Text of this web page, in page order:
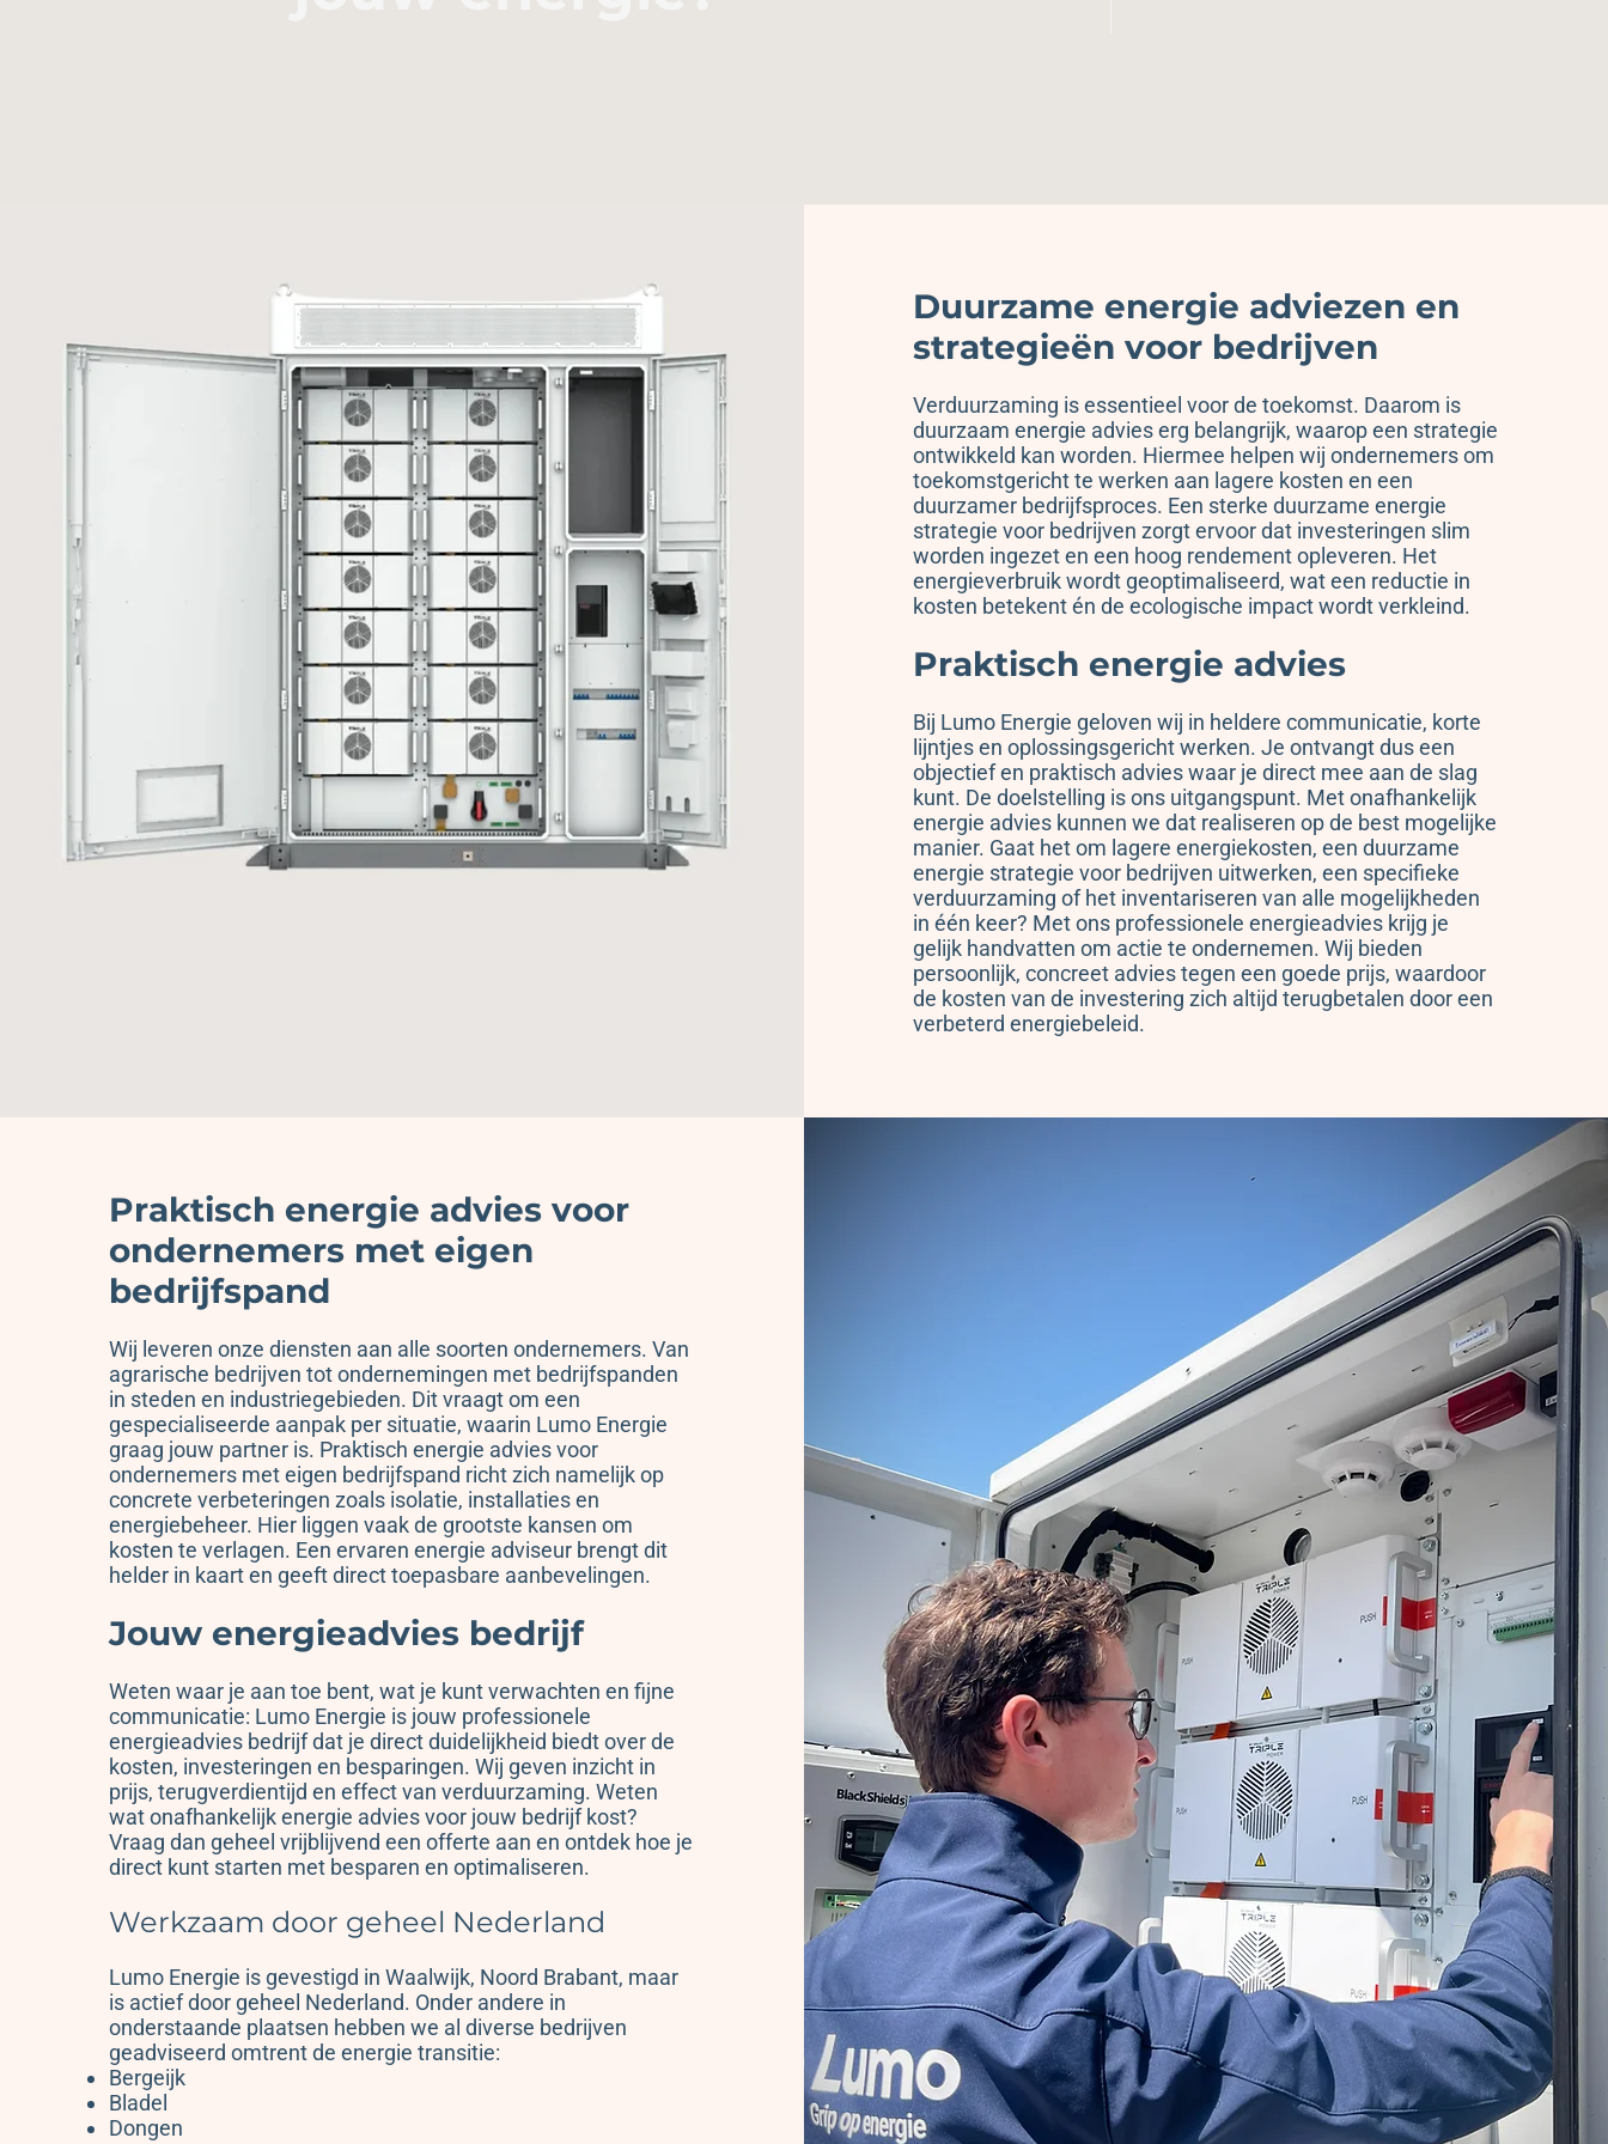
Duurzame energie adviezen en
strategieën voor bedrijven
Verduurzaming is essentieel voor de toekomst. Daarom is
duurzaam energie advies erg belangrijk, waarop een strategie
ontwikkeld kan worden. Hiermee helpen wij ondernemers om
toekomstgericht te werken aan lagere kosten en een
duurzamer bedrijfsproces. Een sterke duurzame energie
strategie voor bedrijven zorgt ervoor dat investeringen slim
worden ingezet en een hoog rendement opleveren. Het
energieverbruik wordt geoptimaliseerd, wat een reductie in
kosten betekent én de ecologische impact wordt verkleind.
Praktisch energie advies
Bij Lumo Energie geloven wij in heldere communicatie, korte
lijntjes en oplossingsgericht werken. Je ontvangt dus een
objectief en praktisch advies waar je direct mee aan de slag
kunt. De doelstelling is ons uitgangspunt. Met onafhankelijk
energie advies kunnen we dat realiseren op de best mogelijke
manier. Gaat het om lagere energiekosten, een duurzame
energie strategie voor bedrijven uitwerken, een specifieke
verduurzaming of het inventariseren van alle mogelijkheden
in één keer? Met ons professionele energieadvies krijg je
gelijk handvatten om actie te ondernemen. Wij bieden
persoonlijk, concreet advies tegen een goede prijs, waardoor
de kosten van de investering zich altijd terugbetalen door een
verbeterd energiebeleid.
Praktisch energie advies voor
ondernemers met eigen
bedrijfspand
Wij leveren onze diensten aan alle soorten ondernemers. Van
agrarische bedrijven tot ondernemingen met bedrijfspanden
in steden en industriegebieden. Dit vraagt om een
gespecialiseerde aanpak per situatie, waarin Lumo Energie
graag jouw partner is. Praktisch energie advies voor
ondernemers met eigen bedrijfspand richt zich namelijk op
concrete verbeteringen zoals isolatie, installaties en
energiebeheer. Hier liggen vaak de grootste kansen om
kosten te verlagen. Een ervaren energie adviseur brengt dit
helder in kaart en geeft direct toepasbare aanbevelingen.
Jouw energieadvies bedrijf
Weten waar je aan toe bent, wat je kunt verwachten en fijne
communicatie: Lumo Energie is jouw professionele
energieadvies bedrijf dat je direct duidelijkheid biedt over de
kosten, investeringen en besparingen. Wij geven inzicht in
prijs, terugverdientijd en effect van verduurzaming. Weten
wat onafhankelijk energie advies voor jouw bedrijf kost?
Vraag dan geheel vrijblijvend een offerte aan en ontdek hoe je
direct kunt starten met besparen en optimaliseren.
Werkzaam door geheel Nederland
Lumo Energie is gevestigd in Waalwijk, Noord Brabant, maar
is actief door geheel Nederland. Onder andere in
onderstaande plaatsen hebben we al diverse bedrijven
geadviseerd omtrent de energie transitie:
Bergeijk
Bladel
Dongen